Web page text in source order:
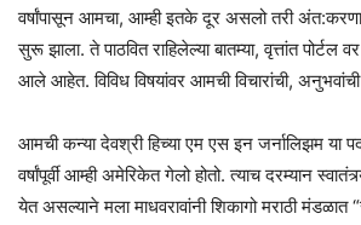
वर्षांपासून आमचा, आम्ही इतके दूर असलो तरी
सुरू झाला. ते पाठवित राहिलेल्या बातम्या, वृत्तांत पोर्टल
आले आहेत. विविध विषयांवर आमची विचारांची,
आमची कन्या देवश्री हिच्या एम एस इन जर्नालिझम या
वर्षांपूर्वी आम्ही अमेरिकेत गेलो होतो. त्याच दरम्यान
येत असल्याने मला माधवरावांनी शिकागो मराठी मंडळात